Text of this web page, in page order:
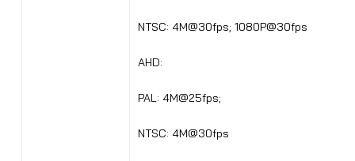
NTSC: 4M@30fps; 1080P@30fps
AHD:
PAL: 4M@25fps;
NTSC: 4M@30fps